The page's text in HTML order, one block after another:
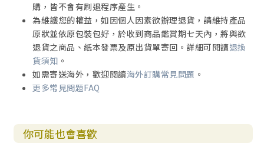
購，皆不會有刷退程序產生。
為維護您的權益，如因個人因素欲辦理退貨，請維持產品
原狀並依原包裝包好，於收到商品鑑賞期七天內，將與欲
退貨之商品、紙本發票及原出貨單寄回。詳細可閱讀退換
貨須知 。
如需寄送海外，歡迎閱讀海外訂購常見問題 。
更多常見問題FAQ
你可能也會喜歡